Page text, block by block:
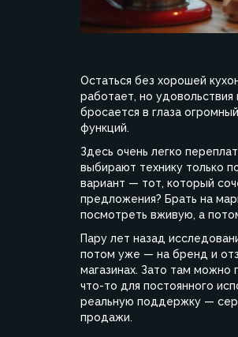
Остаться без хорошей
работает, но удовольствия
бросается в глаза
функций.
Здесь очень легко
выбирают технику только
вариант — тот, который
предложения? Брать на
посмотреть вживую, а
Пару лет назад
потом уже — на бренд и
магазинах. Зато там можно
что-то для постоянного
реальную поддержку —
продажи.